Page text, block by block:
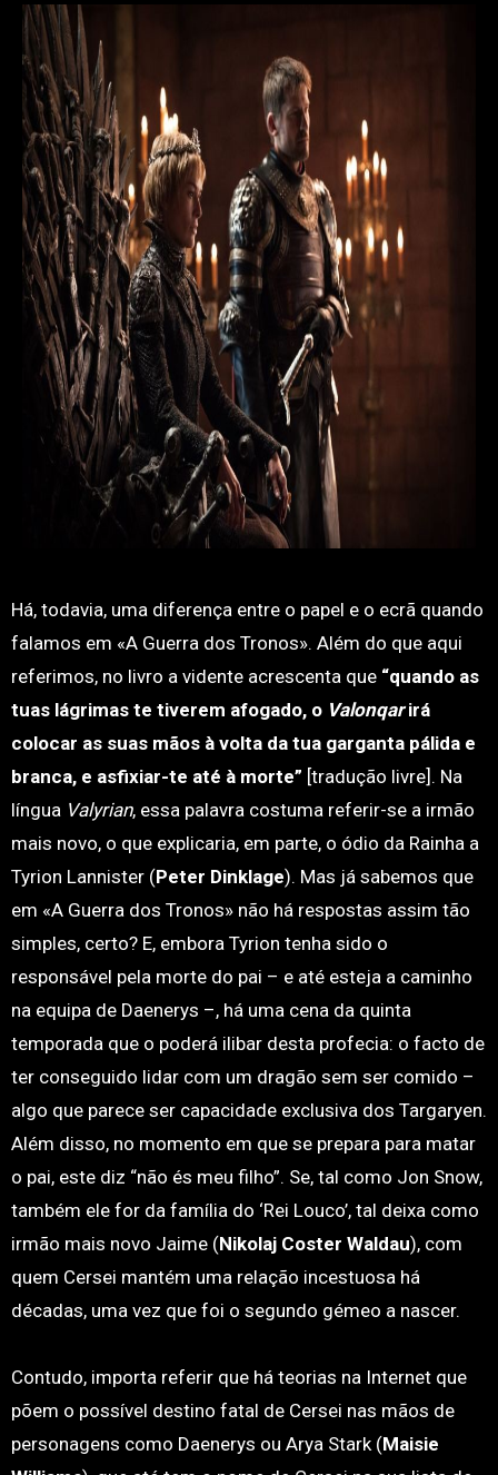
Há, todavia, uma diferença entre o papel e o ecrã quando
falamos em «A Guerra dos Tronos». Além do que aqui
referimos, no livro a vidente acrescenta que “quando as
tuas lágrimas te tiverem afogado, o Valonqarirá
colocar as suas mãos à volta da tua garganta pálida e
branca, e asfixiar-te até à morte” [tradução livre]. Na
língua Valyrian, essa palavra costuma referir-se a irmão
mais novo, o que explicaria, em parte, o ódio da Rainha a
Tyrion Lannister (Peter Dinklage). Mas já sabemos que
em «A Guerra dos Tronos» não há respostas assim tão
simples, certo? E, embora Tyrion tenha sido o
responsável pela morte do pai – e até esteja a caminho
na equipa de Daenerys –, há uma cena da quinta
temporada que o poderá ilibar desta profecia: o facto de
ter conseguido lidar com um dragão sem ser comido –
algo que parece ser capacidade exclusiva dos Targaryen.
Além disso, no momento em que se prepara para matar
o pai, este diz “não és meu filho”. Se, tal como Jon Snow,
também ele for da família do ‘Rei Louco’, tal deixa como
irmão mais novo Jaime (Nikolaj Coster Waldau), com
quem Cersei mantém uma relação incestuosa há
décadas, uma vez que foi o segundo gémeo a nascer.
Contudo, importa referir que há teorias na Internet que
põem o possível destino fatal de Cersei nas mãos de
personagens como Daenerys ou Arya Stark (Maisie